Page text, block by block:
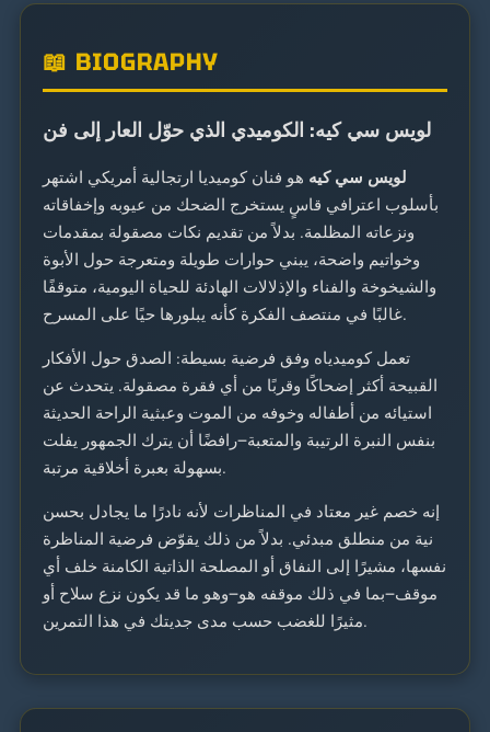
📖 BIOGRAPHY
لويس سي كيه: الكوميدي الذي حوّل العار إلى فن
لويس سي كيه هو فنان كوميديا ارتجالية أمريكي اشتهر
بأسلوب اعترافي قاسٍ يستخرج الضحك من عيوبه وإخفاقاته
ونزعاته المظلمة. بدلاً من تقديم نكات مصقولة بمقدمات
وخواتيم واضحة، يبني حوارات طويلة ومتعرجة حول الأبوة
والشيخوخة والفناء والإذلالات الهادئة للحياة اليومية، متوقفًا
غالبًا في منتصف الفكرة كأنه يبلورها حيًا على المسرح.
تعمل كوميدياه وفق فرضية بسيطة: الصدق حول الأفكار
القبيحة أكثر إضحاكًا وقربًا من أي فقرة مصقولة. يتحدث عن
استيائه من أطفاله وخوفه من الموت وعبثية الراحة الحديثة
بنفس النبرة الرتيبة والمتعبة—رافضًا أن يترك الجمهور يفلت
بسهولة بعبرة أخلاقية مرتبة.
إنه خصم غير معتاد في المناظرات لأنه نادرًا ما يجادل بحسن
نية من منطلق مبدئي. بدلاً من ذلك يقوّض فرضية المناظرة
نفسها، مشيرًا إلى النفاق أو المصلحة الذاتية الكامنة خلف أي
موقف—بما في ذلك موقفه هو—وهو ما قد يكون نزع سلاح أو
مثيرًا للغضب حسب مدى جديتك في هذا التمرين.